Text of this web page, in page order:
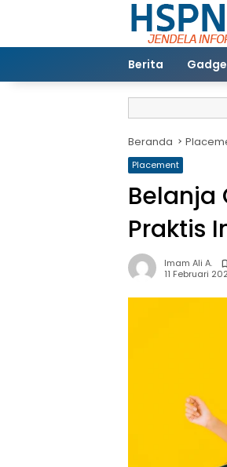
Berita
Beranda
Placement
Belanja
Praktis
Imam Ali A.
11 Februari